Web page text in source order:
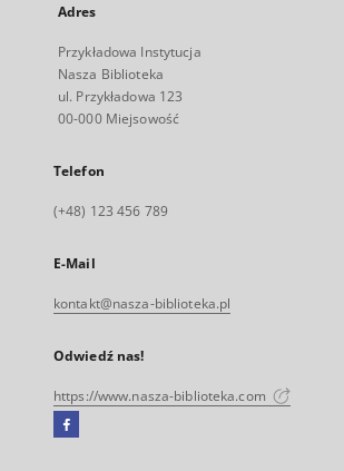
Adres
Przykładowa Instytucja
Nasza Biblioteka
ul. Przykładowa 123
00-000 Miejsowość
Telefon
(+48) 123 456 789
E-Mail
kontakt@nasza-biblioteka.pl
Odwiedź nas!
https://www.nasza-biblioteka.com
Facebook